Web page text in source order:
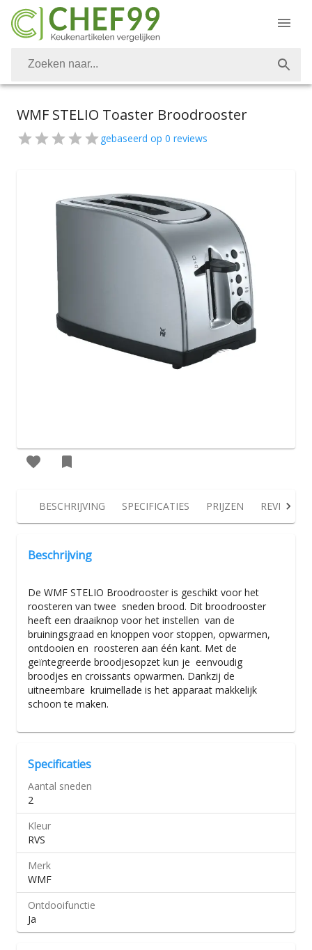
WMF STELIO Toaster Broodrooster
gebaseerd op 0 reviews
BESCHRIJVING SPECIFICATIES PRIJZEN REVIEWS
Beschrijving
De WMF STELIO Broodrooster is geschikt voor het
roosteren van twee sneden brood. Dit broodrooster
heeft een draaiknop voor het instellen van de
bruiningsgraad en knoppen voor stoppen, opwarmen,
ontdooien en roosteren aan één kant. Met de
geïntegreerde broodjesopzet kun je eenvoudig
broodjes en croissants opwarmen. Dankzij de
uitneembare kruimellade is het apparaat makkelijk
schoon te maken.
Specificaties
Aantal sneden
2
Kleur
RVS
Merk
WMF
Ontdooifunctie
Ja